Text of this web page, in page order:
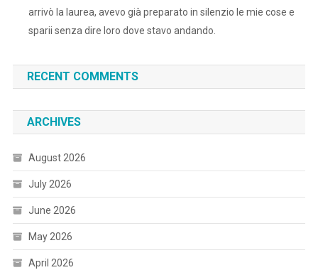
arrivò la laurea, avevo già preparato in silenzio le mie cose e
sparii senza dire loro dove stavo andando.
RECENT COMMENTS
ARCHIVES
August 2026
July 2026
June 2026
May 2026
April 2026